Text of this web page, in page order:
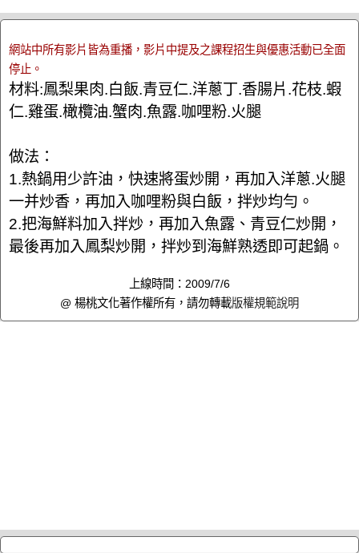
網站中所有影片皆為重播，影片中提及之課程招生與優惠活動已全面
停止。
材料:鳳梨果肉.白飯.青豆仁.洋蔥丁.香腸片.花枝.蝦
仁.雞蛋.橄欖油.蟹肉.魚露.咖哩粉.火腿
做法：
1.熱鍋用少許油，快速將蛋炒開，再加入洋蔥.火腿
一并炒香，再加入咖哩粉與白飯，拌炒均勻。
2.把海鮮料加入拌炒，再加入魚露、青豆仁炒開，
最後再加入鳳梨炒開，拌炒到海鮮熟透即可起鍋。
上線時間：2009/7/6
@ 楊桃文化著作權所有，請勿轉載版權規範說明